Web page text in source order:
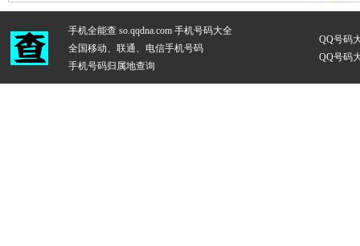
手机全能查 so.qqdna.com 手机号码大全
全国移动、联通、电信手机号码
手机号码归属地查询
QQ号码
QQ号码